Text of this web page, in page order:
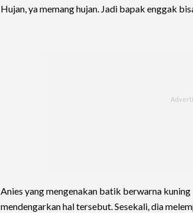
Hujan, ya memang hujan. Jadi bapak enggak
Anies yang mengenakan batik berwarna
mendengarkan hal tersebut. Sesekali, dia